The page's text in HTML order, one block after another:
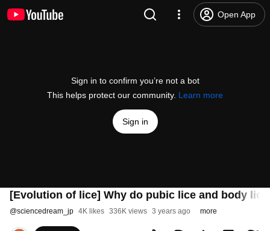
Open App
Sign in to confirm you’re not a bot
This helps protect our community. Learn more
Sign in
[Evolution of lice] Why do pubic lice and body
@sciencedream_jp 4K likes 336K views 3 years ago more